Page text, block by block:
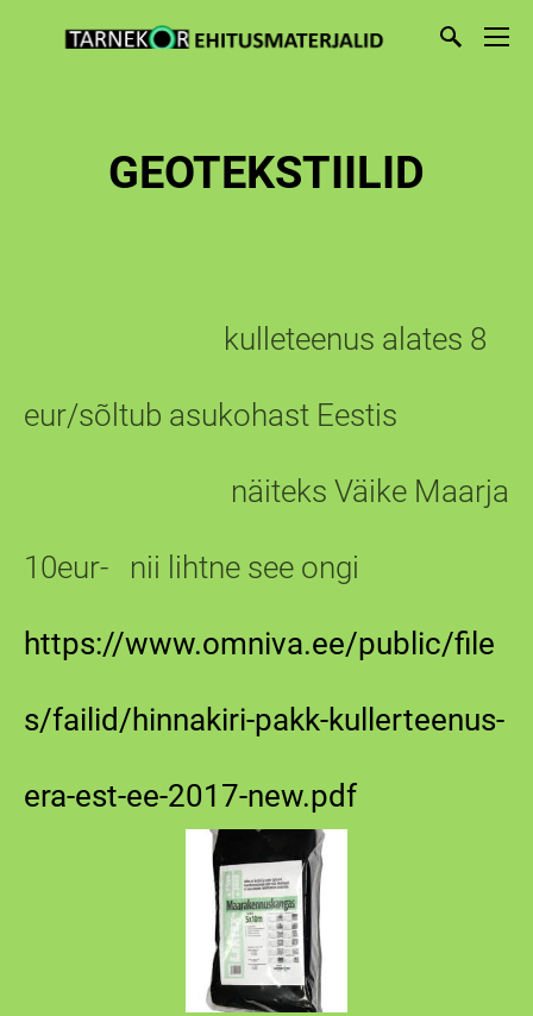
GEOTEKSTIILID
kulleteenus alates 8
eur/sõltub asukohast Eestis
näiteks Väike Maarja
10eur- nii lihtne see ongi
https://www.omniva.ee/public/file
s/failid/hinnakiri-pakk-kullerteenus-
era-est-ee-2017-new.pdf